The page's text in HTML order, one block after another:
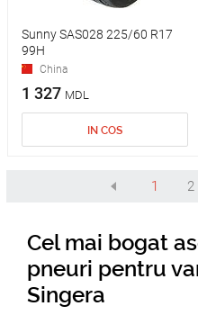
Sunny SAS028 225/60 R17
99H
China
1 327 MDL
IN COS
1 2
Cel mai bogat
pneuri pentru
Singera